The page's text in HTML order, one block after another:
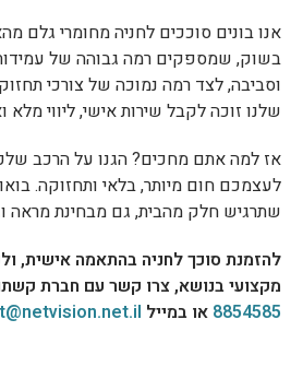
אנו בונים סוככים לחניה מחומרי גלם
בשוק, שמספקים רמה גבוהה של עמידות
וסביבה, לצד רמה נמוכה של צורכי
שלנו זוכה לקבל שירות אישי, ליווי מלא
אז למה אתם מחכים? הגנו על הרכב
לעצמכם חום מיותר, בלאי ותחזוקה.
שתרגיש חלק מהבית, גם מבחינת מראה
להזמנת סוכך לחניה בהתאמה אישית,
מקצועי בנושא, צרו קשר עם חברת
8854585 או במייל